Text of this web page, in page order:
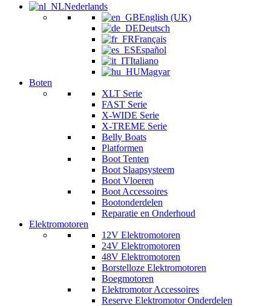
Nederlands
English (UK)
Deutsch
Français
Español
Italiano
Magyar
Boten
XLT Serie
FAST Serie
X-WIDE Serie
X-TREME Serie
Belly Boats
Platformen
Boot Tenten
Boot Slaapsysteem
Boot Vloeren
Boot Accessoires
Bootonderdelen
Reparatie en Onderhoud
Elektromotoren
12V Elektromotoren
24V Elektromotoren
48V Elektromotoren
Borstelloze Elektromotoren
Boegmotoren
Elektromotor Accessoires
Reserve Elektromotor Onderdelen